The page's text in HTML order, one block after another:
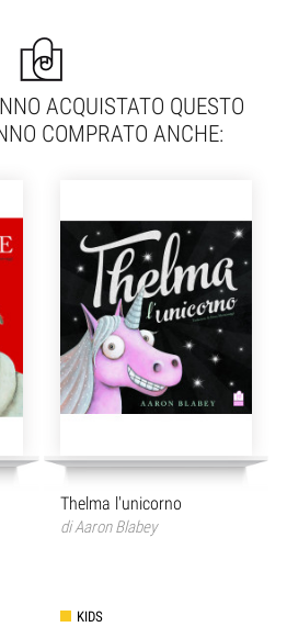
ACQUISTATO QUESTO
COMPRATO ANCHE:
Thelma l'unicorno
diAaron Blabey
KIDS